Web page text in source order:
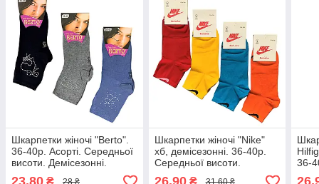
Шкарпетки жіночі "Berto".
36-40р. Асорті. Середньої
висоти. Демісезонні.
28 ₴
Шкарпетки жіночі "Nike"
хб, демісезонні. 36-40р.
Середньої висоти.
31,60 ₴
36-